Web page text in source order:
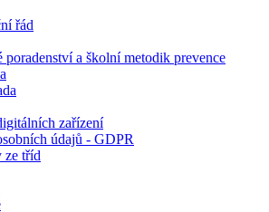
řád
poradenství a školní metodik prevence
zařízení
údajů - GDPR
ze tříd